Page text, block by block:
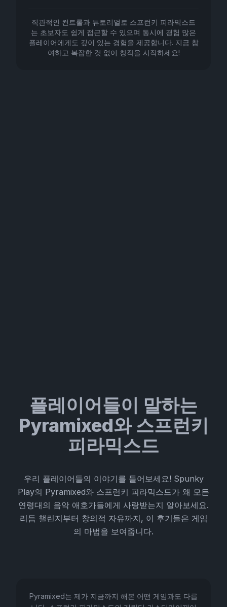
직관적인 컨트롤과 튜토리얼로 스프런키 피라믹스드
는 초보자도 쉽게 접근할 수 있으며 동시에 경험 많은
플레이어에게도 깊이 있는 경험을 제공합니다. 지금 참
여하고 복잡한 것 없이 창작을 시작하세요!
플레이어들이 말하는
Pyramixed와 스프런키
피라믹스드
우리 플레이어들의 이야기를 들어보세요! Spunky
Play의 Pyramixed와 스프런키 피라믹스드가 왜 모든
연령대의 음악 애호가들에게 사랑받는지 알아보세요.
리듬 챌린지부터 창의적 자유까지, 이 후기들은 게임
의 마법을 보여줍니다.
Pyramixed는 제가 지금까지 해본 어떤 게임과도 다릅